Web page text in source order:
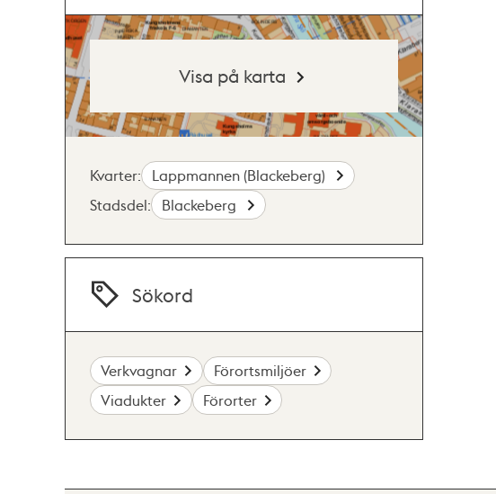
Visa på karta
Kvarter:
Lappmannen (Blackeberg)
Stadsdel:
Blackeberg
Sökord
Verkvagnar
Förortsmiljöer
Viadukter
Förorter